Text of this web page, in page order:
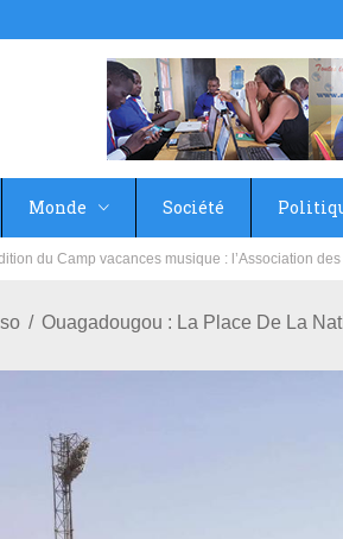
Monde Société
: la fédération de la Russie rénove les écoles
Ouagadougou : La Place De La